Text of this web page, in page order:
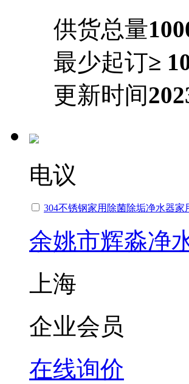
供货总量
最少起订≥
更新时间
电议
304不锈钢家用除菌除垢净水器
余姚市辉淼净
上海
企业会员
在线询价